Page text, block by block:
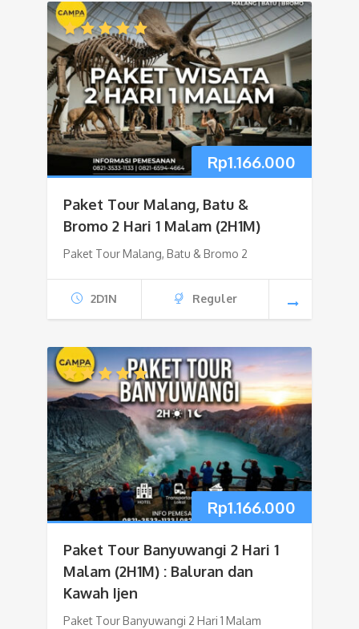
Rp1.166.000
Paket Tour Malang, Batu &
Bromo 2 Hari 1 Malam (2H1M)
Paket Tour Malang, Batu & Bromo 2
2D1N Reguler
Rp1.166.000
Paket Tour Banyuwangi 2 Hari 1
Malam (2H1M) : Baluran dan
Kawah Ijen
Paket Tour Banyuwangi 2 Hari 1 Malam